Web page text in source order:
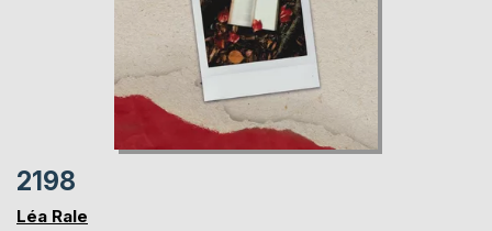
2198
Léa Rale